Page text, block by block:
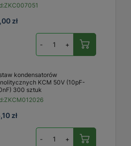
ZKC007051
zł
- +
kondensatorów
KCM 50V (10pF-
300 sztuk
ZKCM012026
zł
- +